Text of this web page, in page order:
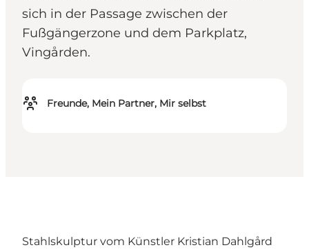
sich in der Passage zwischen der
Fußgängerzone und dem Parkplatz,
Vingården.
Freunde, Mein Partner, Mir selbst
Stahlskulptur vom Künstler Kristian Dahlgård